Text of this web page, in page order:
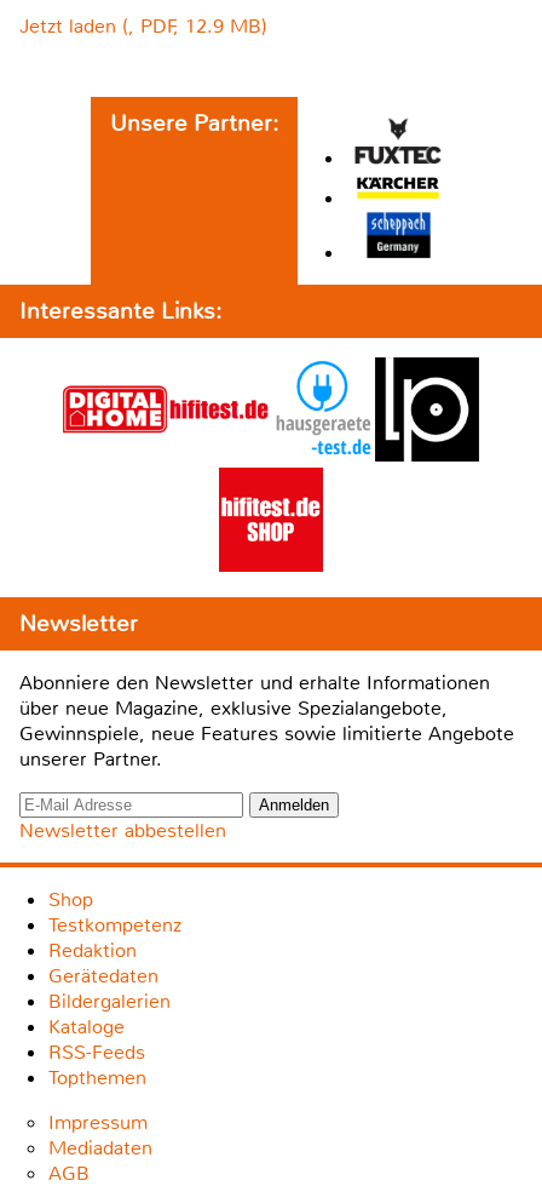
Jetzt laden (, PDF, 12.9 MB)
Unsere Partner:
Interessante Links:
Newsletter
Abonniere den Newsletter und erhalte Informationen
über neue Magazine, exklusive Spezialangebote,
Gewinnspiele, neue Features sowie limitierte Angebote
unserer Partner.
Newsletter abbestellen
Shop
Testkompetenz
Redaktion
Gerätedaten
Bildergalerien
Kataloge
RSS-Feeds
Topthemen
Impressum
Mediadaten
AGB